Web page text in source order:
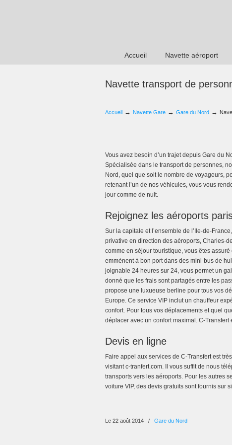
Accueil Navette aéroport
Navette transport de
Accueil → Navette Gare → Gare du Nord →
Vous avez besoin d’un trajet depuis Gare du
Spécialisée dans le transport de personnes,
Nord, quel que soit le nombre de voyageurs,
retenant l’un de nos véhicules, vous vous
jour comme de nuit.
Rejoignez les aéroports
Sur la capitale et l’ensemble de l’Ile-de-
privative en direction des aéroports, Charles-
comme en séjour touristique, vous êtes
emmènent à bon port dans des mini-bus de
joignable 24 heures sur 24, vous permet un
donné que les frais sont partagés entre les
propose une luxueuse berline pour tous vos
Europe. Ce service VIP inclut un chauffeur
confort. Pour tous vos déplacements et quel
déplacer avec un confort maximal. C-
Devis en ligne
Faire appel aux services de C-Transfert est
visitant c-tranfert.com. Il vous suffit de nous
transports vers les aéroports. Pour les autres
voiture VIP, des devis gratuits sont fournis sur
Le 22 août 2014 / Gare du Nord